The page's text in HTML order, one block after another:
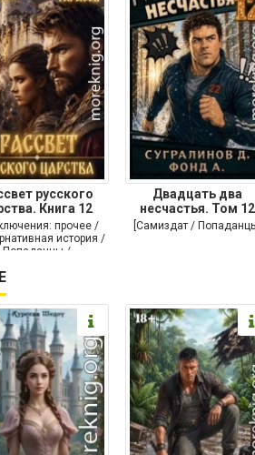
русского
Книга 12
прочее /
история /
Попаданцы /
приключения]
Двадцать два
несчастья. Том 12
[Самиздат /